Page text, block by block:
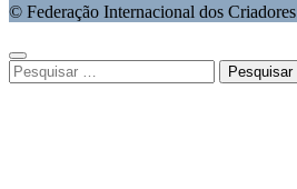
© Federação Internacional dos Criadores
Pesquisar
por: